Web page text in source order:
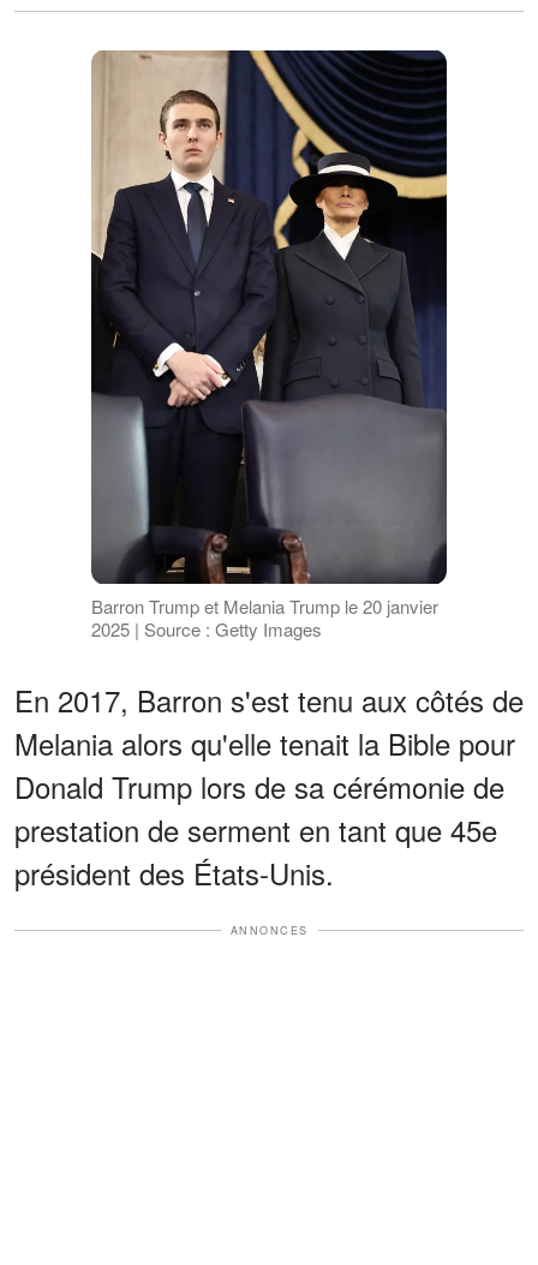
Barron Trump et Melania Trump le 20 janvier
2025 | Source : Getty Images
En 2017, Barron s'est tenu aux côtés de
Melania alors qu'elle tenait la Bible pour
Donald Trump lors de sa cérémonie de
prestation de serment en tant que 45e
président des États-Unis.
ANNONCES